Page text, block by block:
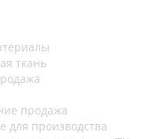
ткань
продажа
для производства